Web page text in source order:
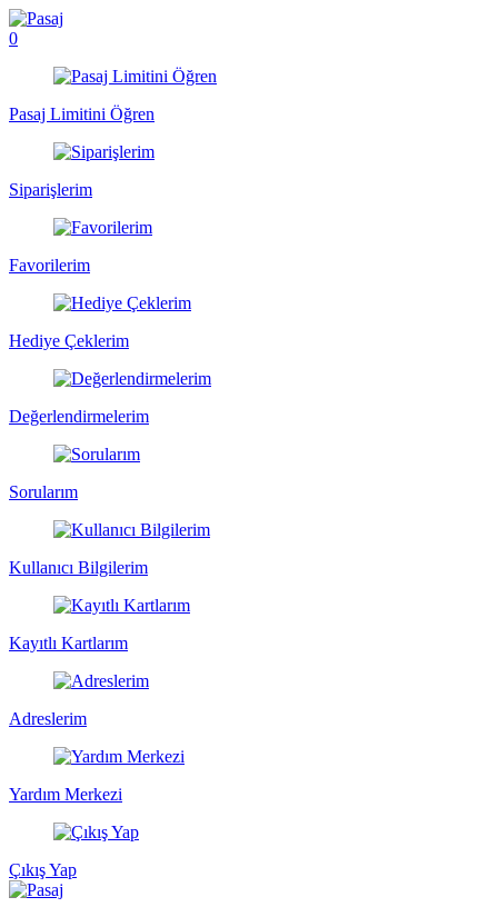
0
Pasaj Limitini Öğren
Siparişlerim
Favorilerim
Hediye Çeklerim
Değerlendirmelerim
Sorularım
Kullanıcı Bilgilerim
Kayıtlı Kartlarım
Adreslerim
Yardım Merkezi
Çıkış Yap